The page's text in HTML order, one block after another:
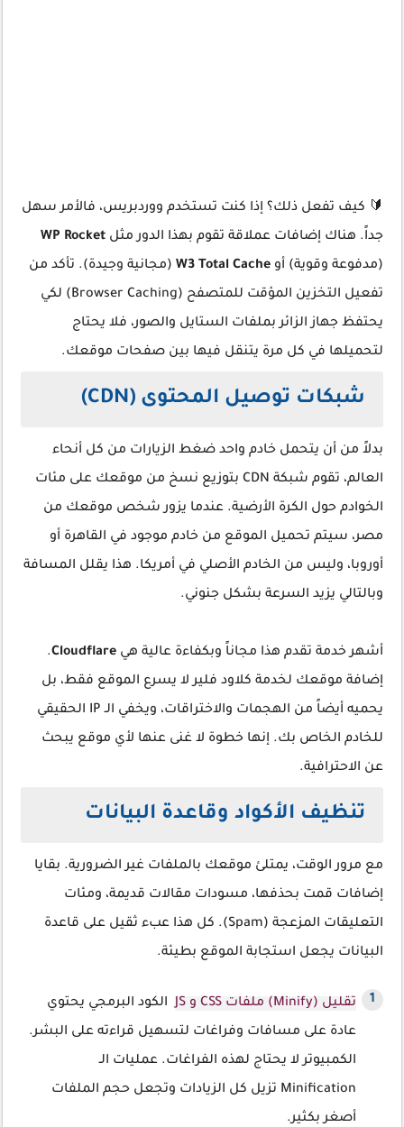
🔰 كيف تفعل ذلك؟ إذا كنت تستخدم ووردبريس، فالأمر سهل
جداً. هناك إضافات عملاقة تقوم بهذا الدور مثل WP Rocket
(مدفوعة وقوية) أو W3 Total Cache (مجانية وجيدة). تأكد من
تفعيل التخزين المؤقت للمتصفح (Browser Caching) لكي
يحتفظ جهاز الزائر بملفات الستايل والصور، فلا يحتاج
لتحميلها في كل مرة يتنقل فيها بين صفحات موقعك.
شبكات توصيل المحتوى (CDN)
بدلاً من أن يتحمل خادم واحد ضغط الزيارات من كل أنحاء
العالم، تقوم شبكة CDN بتوزيع نسخ من موقعك على مئات
الخوادم حول الكرة الأرضية. عندما يزور شخص موقعك من
مصر، سيتم تحميل الموقع من خادم موجود في القاهرة أو
أوروبا، وليس من الخادم الأصلي في أمريكا. هذا يقلل المسافة
وبالتالي يزيد السرعة بشكل جنوني.
أشهر خدمة تقدم هذا مجاناً وبكفاءة عالية هي Cloudflare
.
إضافة موقعك لخدمة كلاود فلير لا يسرع الموقع فقط، بل
يحميه أيضاً من الهجمات والاختراقات، ويخفي الـ IP الحقيقي
للخادم الخاص بك. إنها خطوة لا غنى عنها لأي موقع يبحث
عن الاحترافية.
تنظيف الأكواد وقاعدة البيانات
مع مرور الوقت، يمتلئ موقعك بالملفات غير الضرورية. بقايا
إضافات قمت بحذفها، مسودات مقالات قديمة، ومئات
التعليقات المزعجة (Spam). كل هذا عبء ثقيل على قاعدة
البيانات يجعل استجابة الموقع بطيئة.
تقليل (Minify) ملفات CSS و JS
الكود البرمجي يحتوي
عادة على مسافات وفراغات لتسهيل قراءته على البشر.
الكمبيوتر لا يحتاج لهذه الفراغات. عمليات الـ
Minification تزيل كل الزيادات وتجعل حجم الملفات
أصغر بكثير.